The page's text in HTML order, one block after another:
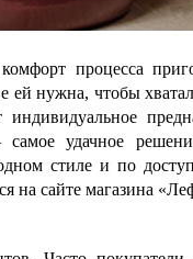
процесса
ей нужна, чтобы
самое удачное
стиле и по
на сайте магазина